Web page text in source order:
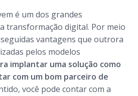
é um dos grandes
transformação digital. Por meio
vantagens que outrora
pelos modelos
implantar uma solução como
com um bom parceiro de
você pode contar com a